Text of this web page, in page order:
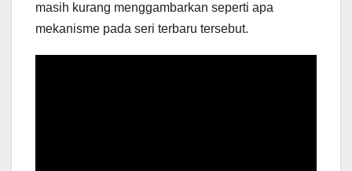
masih kurang menggambarkan seperti apa
mekanisme pada seri terbaru tersebut.